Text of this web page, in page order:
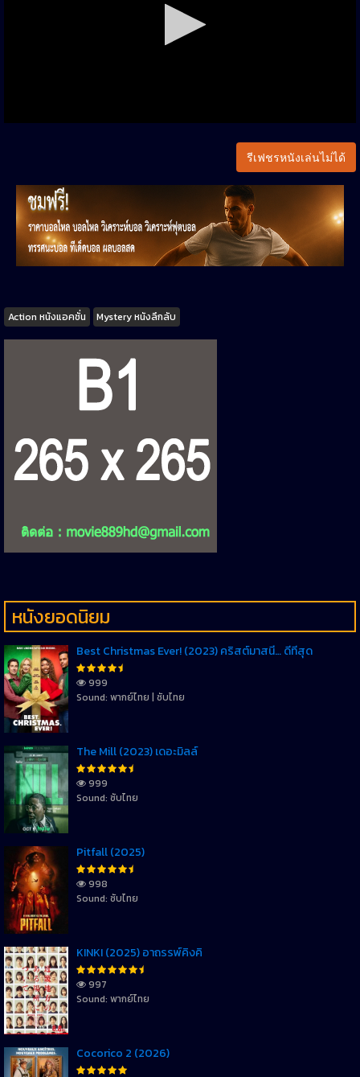
รีเฟชรหนังเล่นไม่ได้
Tags
Action หนังแอคชั่น Mystery หนังลึกลับ
หนังยอดนิยม
Best Christmas Ever! (2023) คริสต์มาสนี้… ดีที่สุด
999
Sound: พากย์ไทย | ซับไทย
The Mill (2023) เดอะมิลล์
999
Sound: ซับไทย
Pitfall (2025)
998
Sound: ซับไทย
KINKI (2025) อาถรรพ์คิงคิ
997
Sound: พากย์ไทย
Cocorico 2 (2026)